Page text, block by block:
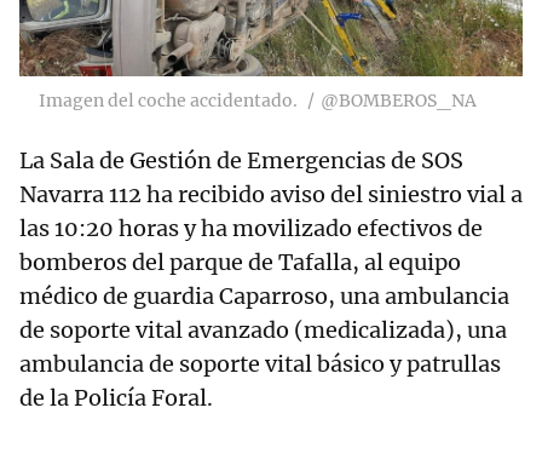
Imagen del coche accidentado. @BOMBEROS_NA
La Sala de Gestión de Emergencias de SOS
Navarra 112 ha recibido aviso del siniestro vial a
las 10:20 horas y ha movilizado efectivos de
bomberos del parque de Tafalla, al equipo
médico de guardia Caparroso, una ambulancia
de soporte vital avanzado (medicalizada), una
ambulancia de soporte vital básico y patrullas
de la Policía Foral.